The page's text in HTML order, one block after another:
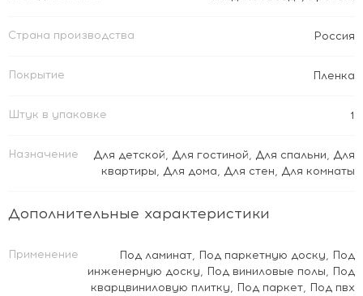
Страна производства Россия
Покрытие Пленка
Штук в упаковке 1
Назначение Для детской, Для гостиной, Для спальни, Для
квартиры, Для дома, Для стен, Для комнаты
Дополнительные характеристики
Применение Под ламинат, Под паркетную доску, Под
инженерную доску, Под виниловые полы, Под
кварцвиниловую плитку, Под паркет, Под пвх